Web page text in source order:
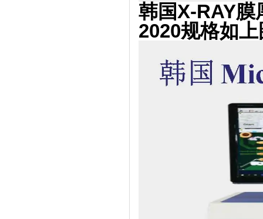
韩国X-RAY
2020规格如上